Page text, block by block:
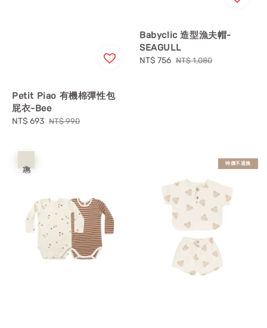
Petit Piao 有機棉彈性包
屁衣-Bee
Sale
NT$ 693 Regular
NT$ 990
Babyclic 造型漁夫帽-
SEAGULL
Sale
NT$ 756 Regular
NT$ 1,080
特價不退換